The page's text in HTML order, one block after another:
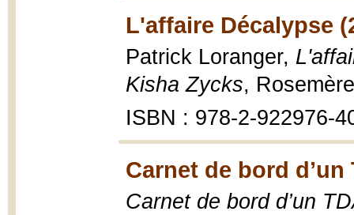
L'affaire Décalypse
Patrick Loranger,
Kisha Zycks,
ISBN : 978-2-922976-
Carnet de bord d’un
Carnet de bord d’un